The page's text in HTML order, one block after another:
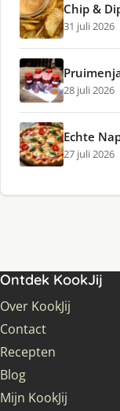
Chip &
31 juli 2026
28 juli 2026
Echte
27 juli 2026
Ontdek KookJij
Over KookJij
Contact
Recepten
Blog
Mijn KookJij